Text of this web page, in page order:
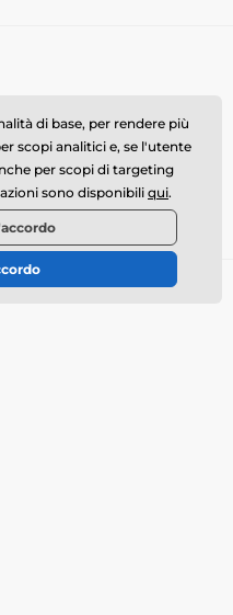
di base, per rendere più
scopi analitici e, se l'utente
per scopi di targeting
sono disponibiliqui.